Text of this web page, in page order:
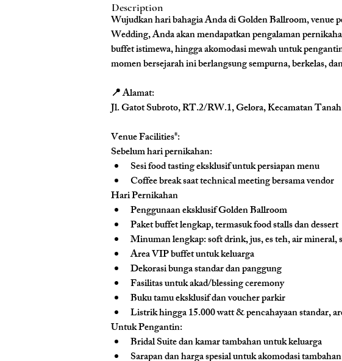
Description
Wujudkan hari bahagia Anda di Golden Ballroom,
Wedding, Anda akan mendapatkan pengalaman
buffet istimewa, hingga akomodasi mewah untuk
momen bersejarah ini berlangsung sempurna, berkelas,
📍 Alamat:
Jl. Gatot Subroto, RT.2/RW.1, Gelora, Kecamatan
Venue Facilities*:
Sebelum hari pernikahan:
Sesi food tasting eksklusif untuk persiapan menu
Coffee break saat technical meeting bersama vendor
Hari Pernikahan
Penggunaan eksklusif Golden Ballroom
Paket buffet lengkap, termasuk food stalls dan dessert
Minuman lengkap: soft drink, jus, es teh, air mineral,
Area VIP buffet untuk keluarga
Dekorasi bunga standar dan panggung
Fasilitas untuk akad/blessing ceremony
Buku tamu eksklusif dan voucher parkir
Listrik hingga 15.000 watt & pencahayaan standar,
Untuk Pengantin:
Bridal Suite dan kamar tambahan untuk keluarga